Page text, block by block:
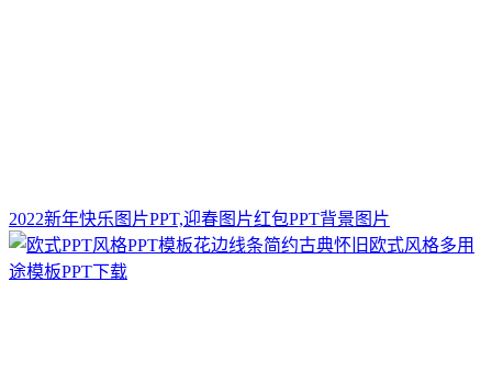
2022新年快乐图片PPT,迎春图片红包PPT背景图片